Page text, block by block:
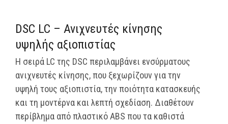
DSC LC – Ανιχνευτές κίνησης
υψηλής αξιοπιστίας
Η σειρά LC της DSC περιλαμβάνει ενσύρματους
ανιχνευτές κίνησης, που ξεχωρίζουν για την
υψηλή τους αξιοπιστία, την ποιότητα κατασκευής
και τη μοντέρνα και λεπτή σχεδίαση. Διαθέτουν
περίβλημα από πλαστικό ABS που τα καθιστά